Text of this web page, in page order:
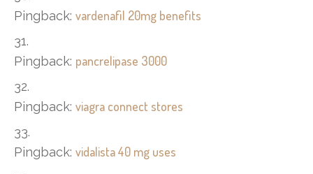
Pingback: vardenafil 20mg benefits
Pingback: pancrelipase 3000
Pingback: viagra connect stores
Pingback: vidalista 40 mg uses